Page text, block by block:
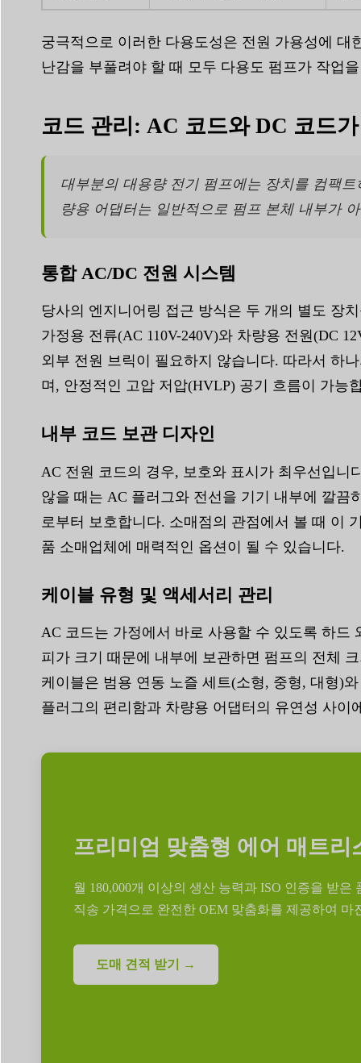
궁극적으로 이러한 다용도성은 전원 가용성에
난감을 부풀려야 할 때 모두 다용도 펌프가 작업
코드 관리: AC 코드와 DC 코드
대부분의 대용량 전기 펌프에는 장치를 컴팩
량용 어댑터는 일반적으로 펌프 본체 내부가
통합 AC/DC 전원 시스템
당사의 엔지니어링 접근 방식은 두 개의 별도 장
가정용 전류(AC 110V-240V)와 차량용 전원(DC
외부 전원 브릭이 필요하지 않습니다. 따라서 하
며, 안정적인 고압 저압(HVLP) 공기 흐름이 가능
내부 코드 보관 디자인
AC 전원 코드의 경우, 보호와 표시가 최우선입니
않을 때는 AC 플러그와 전선을 기기 내부에 깔
로부터 보호합니다. 소매점의 관점에서 볼 때 이
품 소매업체에 매력적인 옵션이 될 수 있습니다.
케이블 유형 및 액세서리 관리
AC 코드는 가정에서 바로 사용할 수 있도록 하드
피가 크기 때문에 내부에 보관하면 펌프의 전체
케이블은 범용 연동 노즐 세트(소형, 중형, 대형)
플러그의 편리함과 차량용 어댑터의 유연성 사
프리미엄 맞춤형 에어 매트리
월 180,000개 이상의 생산 능력과 ISO 인증을 받
직송 가격으로 완전한 OEM 맞춤화를 제공하여 마
도매 견적 받기 →